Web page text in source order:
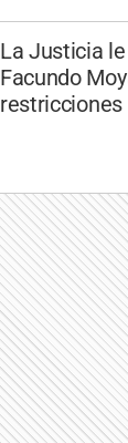
La Justicia
Facundo